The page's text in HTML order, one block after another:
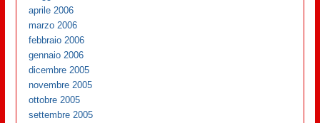
aprile 2006
marzo 2006
febbraio 2006
gennaio 2006
dicembre 2005
novembre 2005
ottobre 2005
settembre 2005